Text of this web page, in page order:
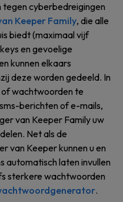
tegen cyberbedreigingen
Keeper Family, die alle
biedt (maximaal vijf
en gevoelige
kunnen elkaars
deze worden gedeeld. In
wachtwoorden te
berichten of e-mails,
van Keeper Family uw
Net als de
van Keeper kunnen u en
automatisch laten invullen
sterkere wachtwoorden
.